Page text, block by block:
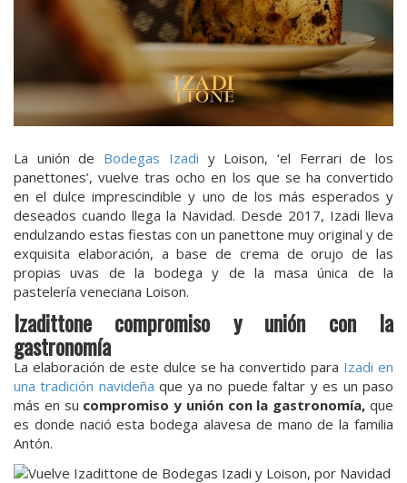
La unión de Bodegas Izadi y Loison, ‘el Ferrari de los
panettones’, vuelve tras ocho en los que se ha convertido
en el dulce imprescindible y uno de los más esperados y
deseados cuando llega la Navidad. Desde 2017, Izadi lleva
endulzando estas fiestas con un panettone muy original y de
exquisita elaboración, a base de crema de orujo de las
propias uvas de la bodega y de la masa única de la
pastelería veneciana Loison.
Izadittone compromiso y unión con la
gastronomía
La elaboración de este dulce se ha convertido para Izadi en
una tradición navideña que ya no puede faltar y es un paso
más en su compromiso y unión con la gastronomía,que
es donde nació esta bodega alavesa de mano de la familia
Antón.